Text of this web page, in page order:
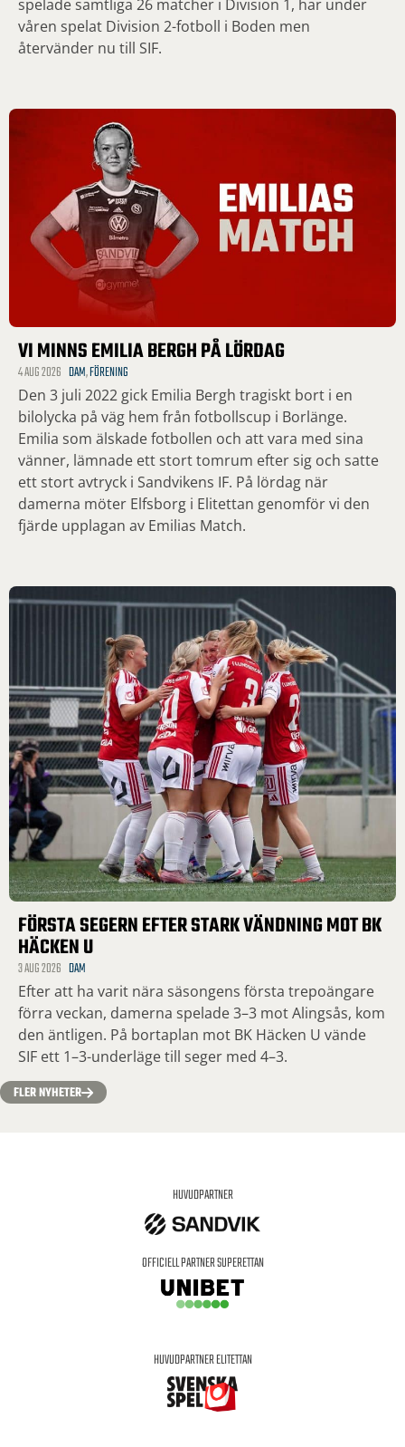
spelade samtliga 26 matcher i Division 1, har under
våren spelat Division 2-fotboll i Boden men
återvänder nu till SIF.
VI MINNS EMILIA BERGH PÅ LÖRDAG
4 AUG 2026 DAM,FÖRENING
Den 3 juli 2022 gick Emilia Bergh tragiskt bort i en
bilolycka på väg hem från fotbollscup i Borlänge.
Emilia som älskade fotbollen och att vara med sina
vänner, lämnade ett stort tomrum efter sig och satte
ett stort avtryck i Sandvikens IF. På lördag när
damerna möter Elfsborg i Elitettan genomför vi den
fjärde upplagan av Emilias Match.
FÖRSTA SEGERN EFTER STARK VÄNDNING MOT BK
HÄCKEN U
3 AUG 2026 DAM
Efter att ha varit nära säsongens första trepoängare
förra veckan, damerna spelade 3–3 mot Alingsås, kom
den äntligen. På bortaplan mot BK Häcken U vände
SIF ett 1–3-underläge till seger med 4–3.
FLER NYHETER
HUVUDPARTNER
OFFICIELL PARTNER SUPERETTAN
HUVUDPARTNER ELITETTAN